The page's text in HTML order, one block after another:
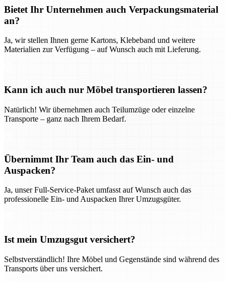
Bietet Ihr Unternehmen auch Verpackungsmaterial
an?
Ja, wir stellen Ihnen gerne Kartons, Klebeband und weitere
Materialien zur Verfügung – auf Wunsch auch mit Lieferung.
Kann ich auch nur Möbel transportieren lassen?
Natürlich! Wir übernehmen auch Teilumzüge oder einzelne
Transporte – ganz nach Ihrem Bedarf.
Übernimmt Ihr Team auch das Ein- und
Auspacken?
Ja, unser Full-Service-Paket umfasst auf Wunsch auch das
professionelle Ein- und Auspacken Ihrer Umzugsgüter.
Ist mein Umzugsgut versichert?
Selbstverständlich! Ihre Möbel und Gegenstände sind während des
Transports über uns versichert.